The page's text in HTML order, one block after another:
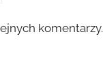
komentarzy.